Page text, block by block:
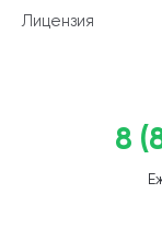
Лицензия
8